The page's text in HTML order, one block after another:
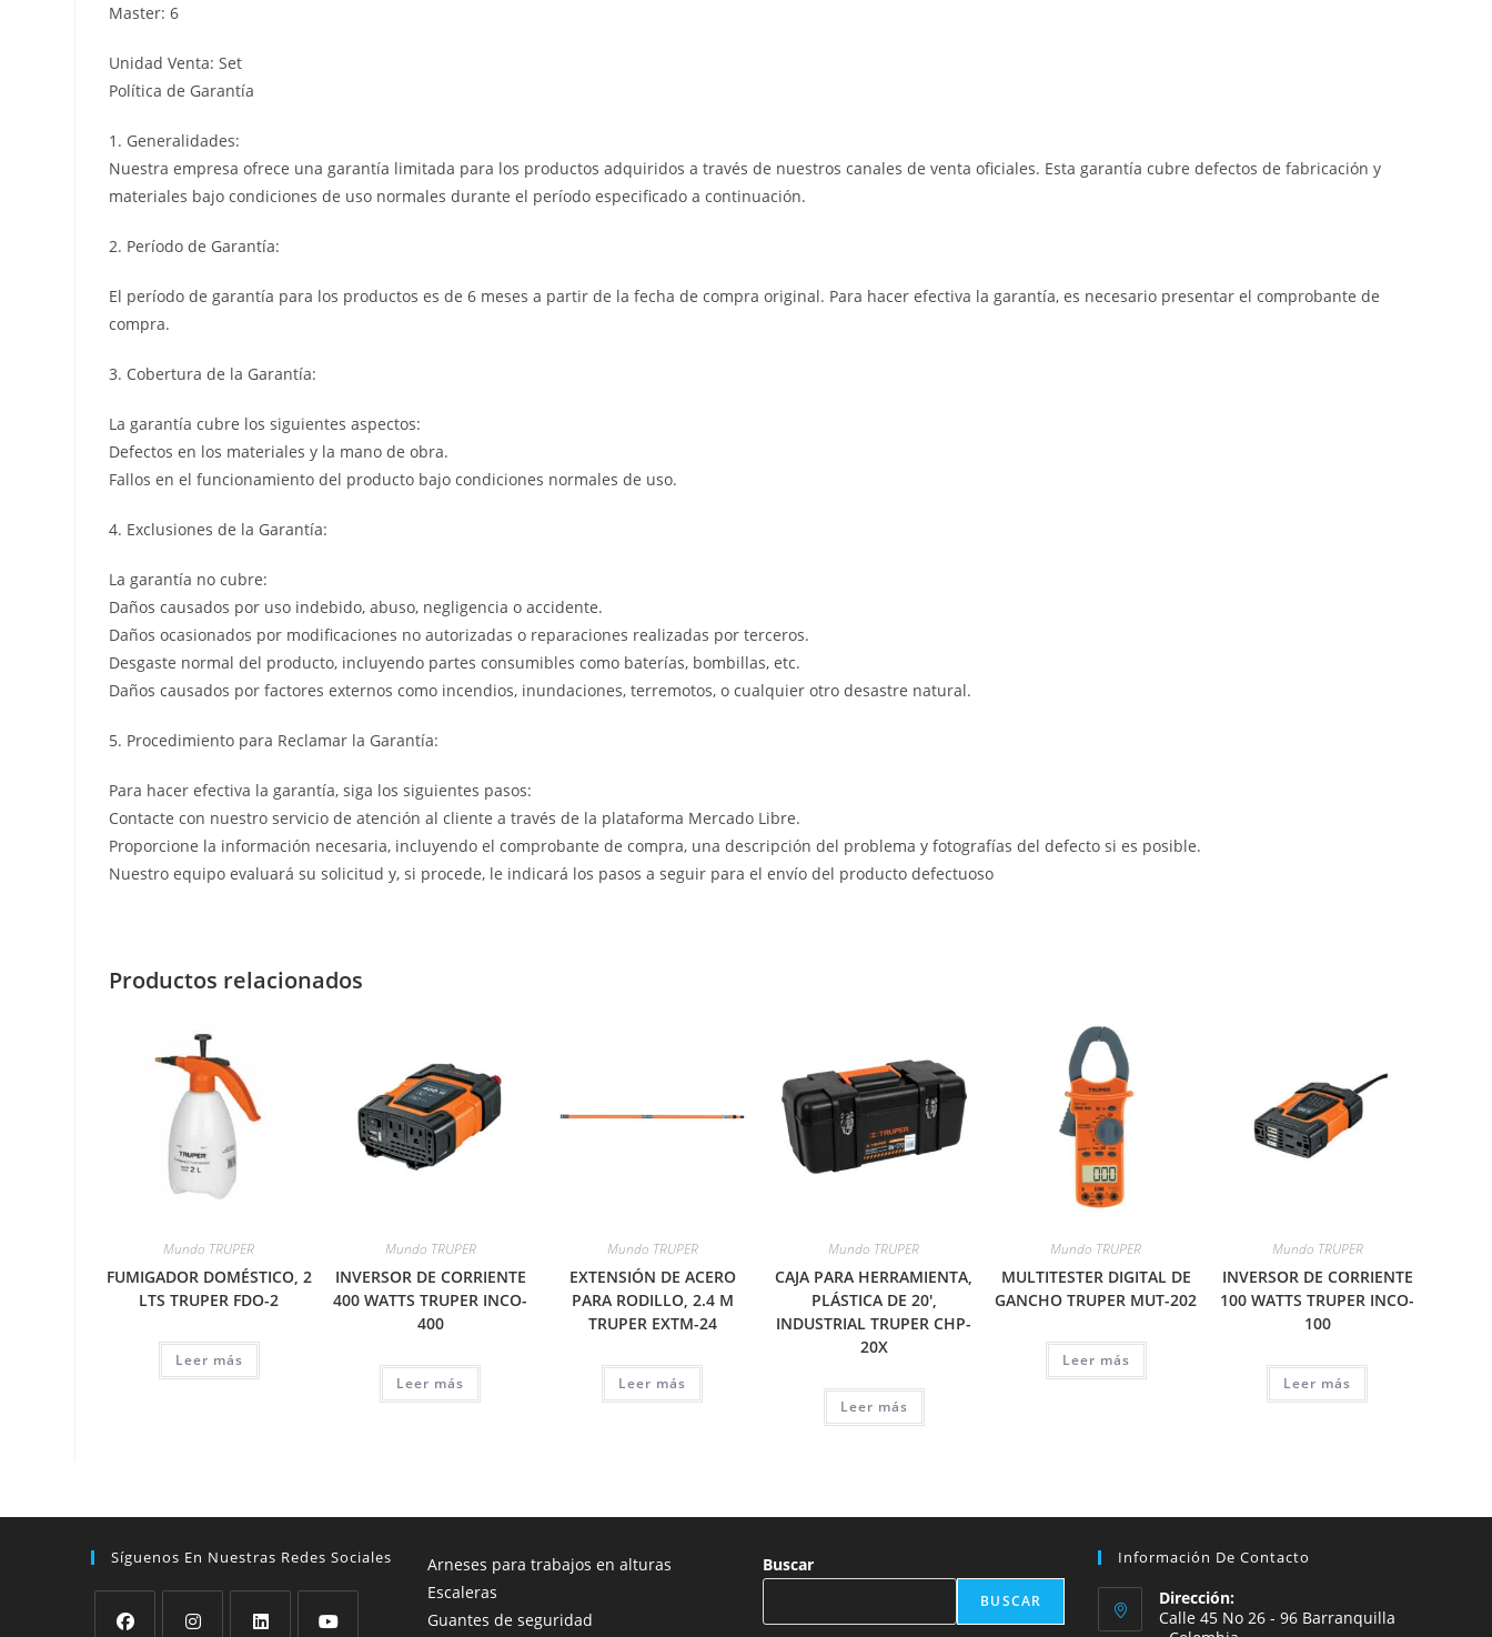
Master: 6
Unidad Venta: Set
Política de Garantía
1. Generalidades:
Nuestra empresa ofrece una garantía limitada para los productos adquiridos a través de nuestros canales de venta oficiales. Esta garantía cubre defectos de fabricación y
materiales bajo condiciones de uso normales durante el período especificado a continuación.
2. Período de Garantía:
El período de garantía para los productos es de 6 meses a partir de la fecha de compra original. Para hacer efectiva la garantía, es necesario presentar el comprobante de
compra.
3. Cobertura de la Garantía:
La garantía cubre los siguientes aspectos:
Defectos en los materiales y la mano de obra.
Fallos en el funcionamiento del producto bajo condiciones normales de uso.
4. Exclusiones de la Garantía:
La garantía no cubre:
Daños causados por uso indebido, abuso, negligencia o accidente.
Daños ocasionados por modificaciones no autorizadas o reparaciones realizadas por terceros.
Desgaste normal del producto, incluyendo partes consumibles como baterías, bombillas, etc.
Daños causados por factores externos como incendios, inundaciones, terremotos, o cualquier otro desastre natural.
5. Procedimiento para Reclamar la Garantía:
Para hacer efectiva la garantía, siga los siguientes pasos:
Contacte con nuestro servicio de atención al cliente a través de la plataforma Mercado Libre.
Proporcione la información necesaria, incluyendo el comprobante de compra, una descripción del problema y fotografías del defecto si es posible.
Nuestro equipo evaluará su solicitud y, si procede, le indicará los pasos a seguir para el envío del producto defectuoso
Productos relacionados
Mundo TRUPER
FUMIGADOR DOMÉSTICO, 2
LTS TRUPER FDO-2
Leer más
Mundo TRUPER
INVERSOR DE CORRIENTE
400 WATTS TRUPER INCO-
400
Leer más
Mundo TRUPER
EXTENSIÓN DE ACERO
PARA RODILLO, 2.4 M
TRUPER EXTM-24
Leer más
Mundo TRUPER
CAJA PARA HERRAMIENTA,
PLÁSTICA DE 20′,
INDUSTRIAL TRUPER CHP-
20X
Leer más
Mundo TRUPER
MULTITESTER DIGITAL DE
GANCHO TRUPER MUT-202
Leer más
Mundo TRUPER
INVERSOR DE CORRIENTE
100 WATTS TRUPER INCO-
100
Leer más
Síguenos En Nuestras Redes Sociales
Arneses para trabajos en alturas
Escaleras
Guantes de seguridad
Buscar
BUSCAR
Información De Contacto
Dirección:
Calle 45 No 26 - 96 Barranquilla